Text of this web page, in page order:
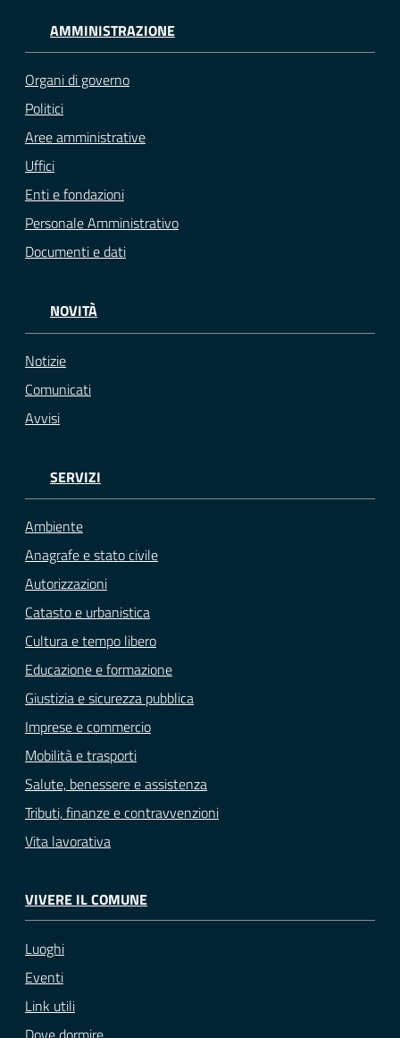
AMMINISTRAZIONE
Organi di governo
Politici
Aree amministrative
Uffici
Enti e fondazioni
Personale Amministrativo
Documenti e dati
NOVITÀ
Notizie
Comunicati
Avvisi
SERVIZI
Ambiente
Anagrafe e stato civile
Autorizzazioni
Catasto e urbanistica
Cultura e tempo libero
Educazione e formazione
Giustizia e sicurezza pubblica
Imprese e commercio
Mobilità e trasporti
Salute, benessere e assistenza
Tributi, finanze e contravvenzioni
Vita lavorativa
VIVERE IL COMUNE
Luoghi
Eventi
Link utili